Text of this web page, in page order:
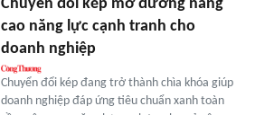
Chuyển đổi kép mở đường nâng
cao năng lực cạnh tranh cho
doanh nghiệp
Chuyển đổi kép đang trở thành chìa khóa giúp
doanh nghiệp đáp ứng tiêu chuẩn xanh toàn